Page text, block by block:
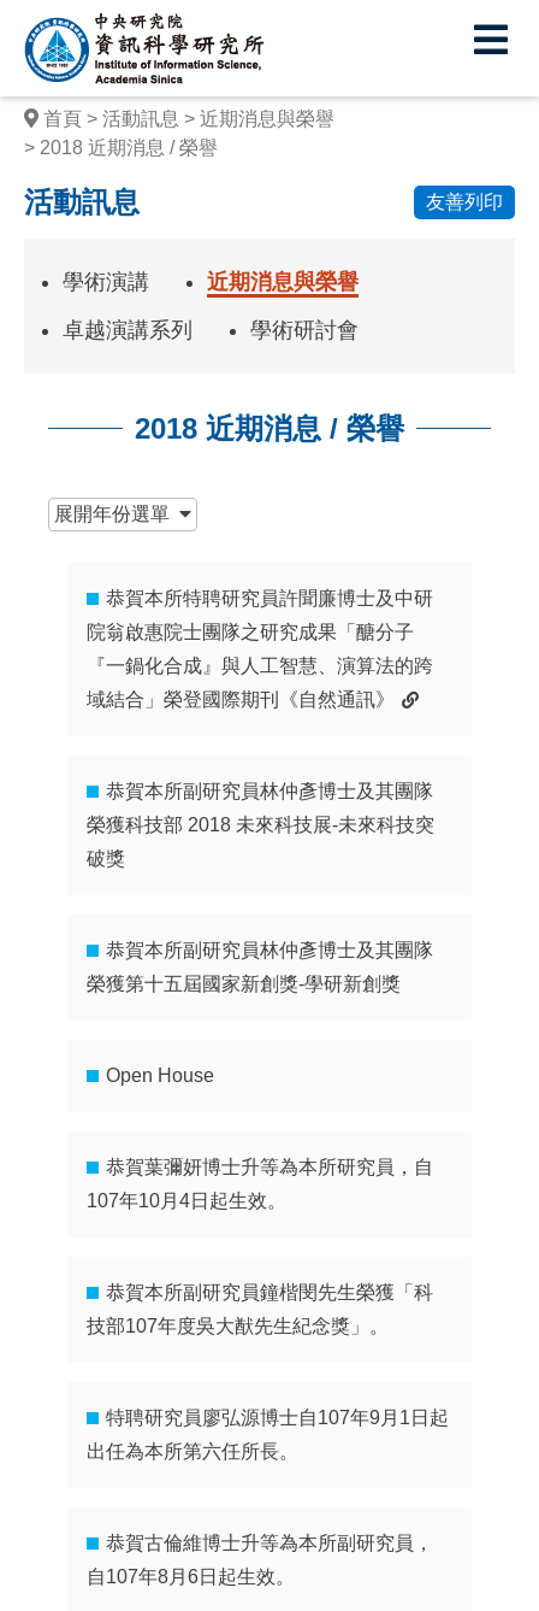
中
央
研
究
院
訊
科
所
首頁 活動訊息
近期消息與榮譽
2018 近期消息 / 榮譽
活動訊息 友善列印
學術演講
近期消息與榮譽
卓越演講系列
學術研討會
2018 近期消息 / 榮譽
展開年份選單
恭賀本所特聘研究員許聞廉博士及中研
院翁啟惠院士團隊之研究成果「醣分子
『一鍋化合成』與人工智慧、演算法的跨
域結合」榮登國際期刊《自然通訊》
恭賀本所副研究員林仲彥博士及其團隊
榮獲科技部 2018 未來科技展-未來科技突
破獎
恭賀本所副研究員林仲彥博士及其團隊
榮獲第十五屆國家新創獎-學研新創獎
Open House
恭賀葉彌妍博士升等為本所研究員，自
107年10月4日起生效。
恭賀本所副研究員鐘楷閔先生榮獲「科
技部107年度吳大猷先生紀念獎」。
特聘研究員廖弘源博士自107年9月1日起
出任為本所第六任所長。
恭賀古倫維博士升等為本所副研究員，
自107年8月6日起生效。